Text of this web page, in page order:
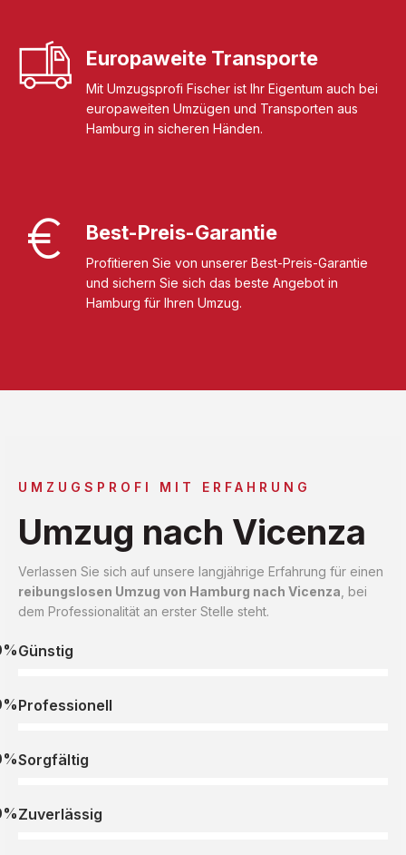
Europaweite Transporte
Mit Umzugsprofi Fischer ist Ihr Eigentum auch bei
europaweiten Umzügen und Transporten aus
Hamburg in sicheren Händen.
Best-Preis-Garantie
Profitieren Sie von unserer Best-Preis-Garantie
und sichern Sie sich das beste Angebot in
Hamburg für Ihren Umzug.
UMZUGSPROFI MIT ERFAHRUNG
Umzug nach Vicenza
Verlassen Sie sich auf unsere langjährige Erfahrung für einen
reibungslosen Umzug von Hamburg nach Vicenza , bei
dem Professionalität an erster Stelle steht.
Günstig
Professionell
Sorgfältig
Zuverlässig